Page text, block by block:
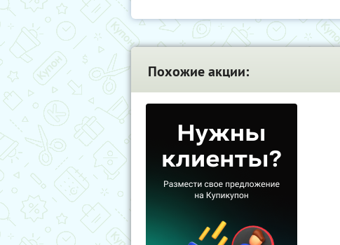
Похожие акции: